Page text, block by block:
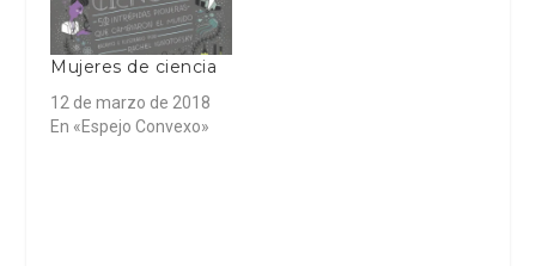
Mujeres de ciencia
12 de marzo de 2018
En «Espejo Convexo»